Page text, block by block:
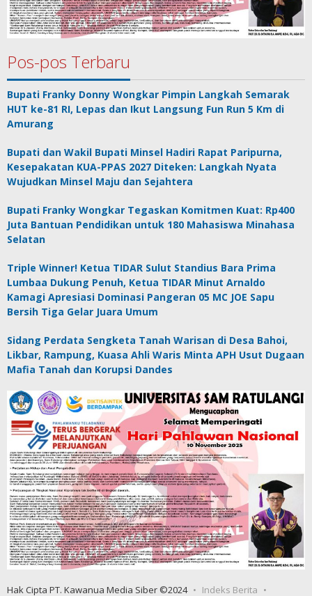
Pos-pos Terbaru
Bupati Franky Donny Wongkar Pimpin Langkah Semarak
HUT ke-81 RI, Lepas dan Ikut Langsung Fun Run 5 Km di
Amurang
Bupati dan Wakil Bupati Minsel Hadiri Rapat Paripurna,
Kesepakatan KUA-PPAS 2027 Diteken: Langkah Nyata
Wujudkan Minsel Maju dan Sejahtera
Bupati Franky Wongkar Tegaskan Komitmen Kuat: Rp400
Juta Bantuan Pendidikan untuk 180 Mahasiswa Minahasa
Selatan
Triple Winner! Ketua TIDAR Sulut Standius Bara Prima
Lumbaa Dukung Penuh, Ketua TIDAR Minut Arnaldo
Kamagi Apresiasi Dominasi Pangeran 05 MC JOE Sapu
Bersih Tiga Gelar Juara Umum
Sidang Perdata Sengketa Tanah Warisan di Desa Bahoi,
Likbar, Rampung, Kuasa Ahli Waris Minta APH Usut Dugaan
Mafia Tanah dan Korupsi Dandes
Hak Cipta PT. Kawanua Media Siber ©2024
Indeks Berita